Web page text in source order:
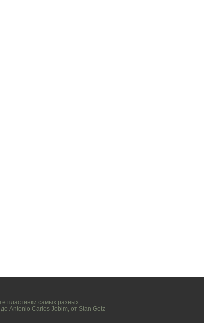
пластинки самых разных
до Antonio Carlos Jobim, от Stan Getz